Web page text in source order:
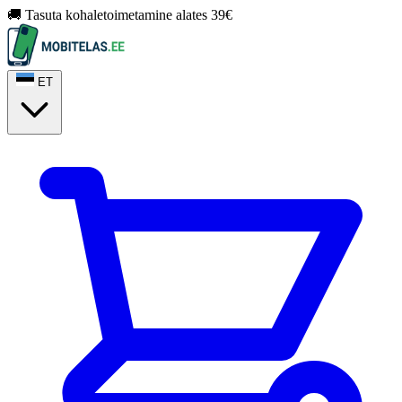
🚚 Tasuta kohaletoimetamine alates 39€
ET